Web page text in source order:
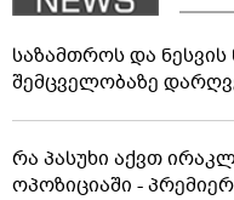
საზამთროს და ნესვის
შემცველობაზე
რა პასუხი აქვთ
ოპოზიციაში -